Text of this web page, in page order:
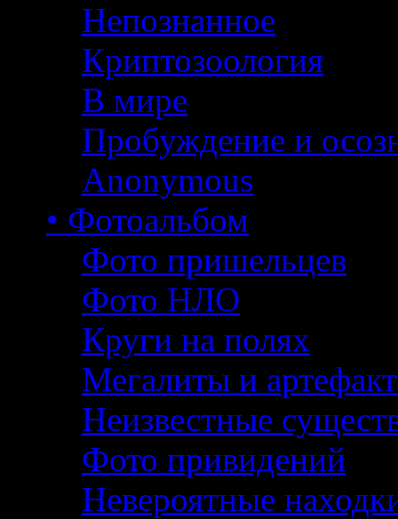
Непознанное
Криптозоология
В мире
Пробуждение и
Anonymous
• Фотоальбом
Фото пришельцев
Фото НЛО
Круги на полях
Мегалиты и
Неизвестные
Фото привидений
Невероятные